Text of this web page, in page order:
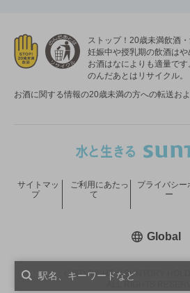
ストップ！20歳未満飲酒・
妊娠中や授乳期の飲酒はや
お酒はなによりも適量です
のんだあとはリサイクル。
お酒に関する情報の20歳未満の方への転送お
COPYRIGHT © SUNTORY
サイトマッ
プ
ご利用にあたっ
て
プライバシー
ー
Global